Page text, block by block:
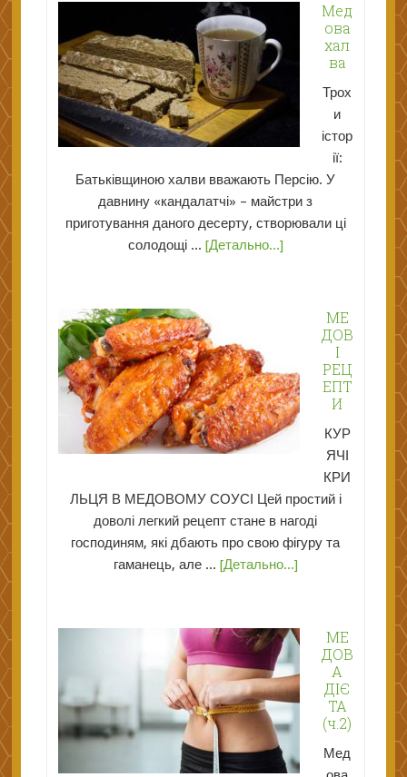
Мед
ова
хал
ва
Трох
и
істор
ії:
Батьківщиною халви вважають Персію. У
давнину «кандалатчі» – майстри з
приготування даного десерту, створювали ці
солодощі ... [Детально...]
МЕ
ДОВ
І
РЕЦ
ЕПТ
И
КУР
ЯЧІ
КРИ
ЛЬЦЯ В МЕДОВОМУ СОУСІ Цей простий і
доволі легкий рецепт стане в нагоді
господиням, які дбають про свою фігуру та
гаманець, але ... [Детально...]
МЕ
ДОВ
А
ДІЄ
ТА
(ч.2)
Мед